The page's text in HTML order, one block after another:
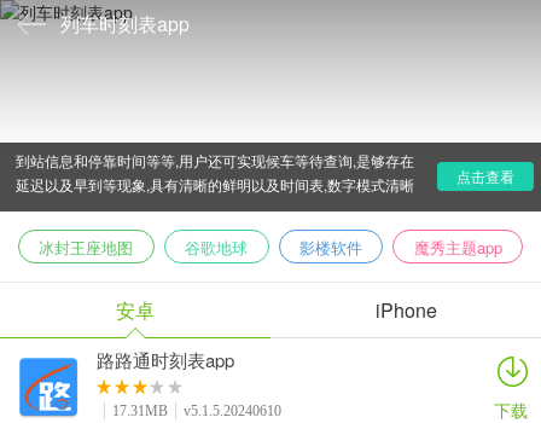
列车时刻表app
到站信息和停靠时间等等,用户还可实现候车等待查询,是够存在
延迟以及早到等现象,具有清晰的鲜明以及时间表,数字模式清晰
鲜明,查询使用方便,欢迎前来下载使用!
点击查看
冰封王座地图 谷歌地球 影楼软件 魔秀主题app
安卓 iPhone
路路通时刻表app
17.31MB v5.1.5.20240610 下载